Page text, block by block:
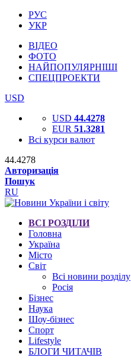
РУС
УКР
ВІДЕО
ФОТО
НАЙПОПУЛЯРНІШІ
СПЕЦПРОЕКТИ
USD
USD 44.4278
EUR 51.3281
Всі курси валют
44.4278
Авторизація
Пошук
RU
ВСІ РОЗДІЛИ
Головна
Україна
Місто
Світ
Всі новини розділу
Росія
Бізнес
Наука
Шоу-бізнес
Спорт
Lifestyle
БЛОГИ ЧИТАЧІВ